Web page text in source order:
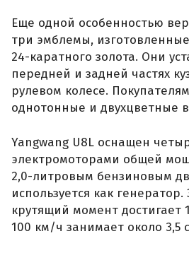
Еще одной особенностью
три эмблемы,
24-каратного золота. Они
передней и задней частях
рулевом колесе.
однотонные и двухцветные
Yangwang U8L оснащен
электромоторами общей
2,0-литровым бензиновым
используется как
крутящий момент достигает
100 км/ч занимает около 3,5